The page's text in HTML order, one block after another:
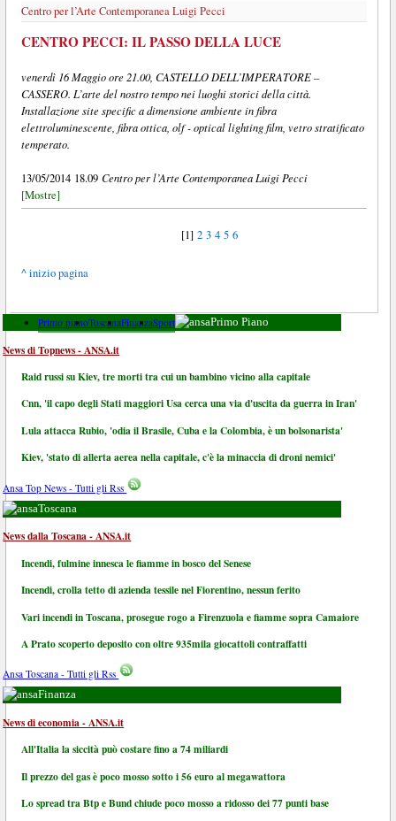
Centro per l’Arte Contemporanea Luigi Pecci
CENTRO PECCI: IL PASSO DELLA LUCE
venerdì 16 Maggio ore 21.00, CASTELLO DELL’IMPERATORE –
CASSERO. L’arte del nostro tempo nei luoghi storici della città.
Installazione site specific a dimensione ambiente in fibra
elettroluminescente, fibra ottica, olf - optical lighting film, vetro stratificato
temperato.
13/05/2014 18.09 Centro per l’Arte Contemporanea Luigi Pecci
[Mostre]
[1]2 3 4 5 6
^ inizio pagina
Primo pianoToscanaFinanzaSport Primo Piano
News di Topnews - ANSA.it
Raid russi su Kiev, tre morti tra cui un bambino vicino alla capitale
Cnn, 'il capo degli Stati maggiori Usa cerca una via d'uscita da guerra in Iran'
Lula attacca Rubio, 'odia il Brasile, Cuba e la Colombia, è un bolsonarista'
Kiev, 'stato di allerta aerea nella capitale, c'è la minaccia di droni nemici'
Ansa Top News - Tutti gli Rss
Toscana
News dalla Toscana - ANSA.it
Incendi, fulmine innesca le fiamme in bosco del Senese
Incendi, crolla tetto di azienda tessile nel Fiorentino, nessun ferito
Vari incendi in Toscana, prosegue rogo a Firenzuola e fiamme sopra Camaiore
A Prato scoperto deposito con oltre 935mila giocattoli contraffatti
Ansa Toscana - Tutti gli Rss
Finanza
News di economia - ANSA.it
All'Italia la siccità può costare fino a 74 miliardi
Il prezzo del gas è poco mosso sotto i 56 euro al megawattora
Lo spread tra Btp e Bund chiude poco mosso a ridosso dei 77 punti base